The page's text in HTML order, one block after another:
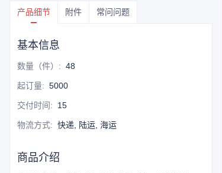
产品细节 附件 常问问题
基本信息
数量（件） : 48
起订量: 5000
交付时间: 15
物流方式: 快递, 陆运, 海运
商品介绍